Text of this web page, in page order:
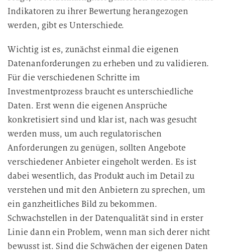
Indikatoren zu ihrer Bewertung herangezogen
werden, gibt es Unterschiede.
Wichtig ist es, zunächst einmal die eigenen
Datenanforderungen zu erheben und zu validieren.
Für die verschiedenen Schritte im
Investmentprozess braucht es unterschiedliche
Daten. Erst wenn die eigenen Ansprüche
konkretisiert sind und klar ist, nach was gesucht
werden muss, um auch regulatorischen
Anforderungen zu genügen, sollten Angebote
verschiedener Anbieter eingeholt werden. Es ist
dabei wesentlich, das Produkt auch im Detail zu
verstehen und mit den Anbietern zu sprechen, um
ein ganzheitliches Bild zu bekommen.
Schwachstellen in der Datenqualität sind in erster
Linie dann ein Problem, wenn man sich derer nicht
bewusst ist. Sind die Schwächen der eigenen Daten